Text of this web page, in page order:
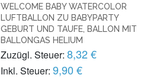
WELCOME BABY WATERCOLOR
LUFTBALLON ZU BABYPARTY
GEBURT UND TAUFE, BALLON MIT
BALLONGAS HELIUM
Zuzügl. Steuer: 8,32 €
Inkl. Steuer: 9,90 €